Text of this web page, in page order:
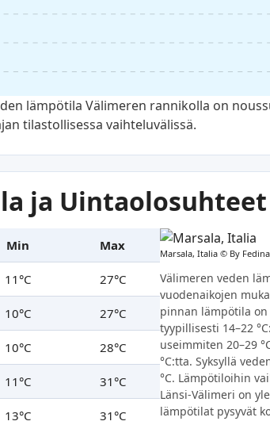
lämpötila Välimeren rannikolla on
tilastollisessa vaihteluvälissä.
ja
Min Max
11°C 27°C
10°C 27°C
10°C 28°C
11°C 31°C
13°C 31°C
Marsala, Italia © By
Välimeren veden
vuodenaikojen
pinnan lämpötila on
tyypillisesti 14–22
useimmiten 20–29
°C:tta. Syksyllä
°C. Lämpötiloihin
Länsi-Välimeri on
lämpötilat pysyvät